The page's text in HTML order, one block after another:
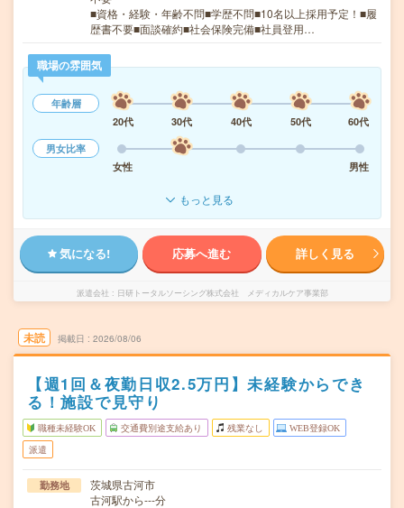
■資格・経験・年齢不問■学歴不問■10名以上採用予定！■履
歴書不要■面談確約■社会保険完備■社員登用…
職場の雰囲気
年齢層
20代
30代 40代 50代
60代
男女比率
女性
男性
もっと見る
気になる! 応募へ進む 詳しく見る
派遣会社 日研トータルソーシング株式会社 メディカルケア事業部
未読 掲載日 2026/08/06
【週1回＆夜勤日収2.5万円】未経験からでき
る！施設で見守り
職種未経験OK 交通費別途支給あり 残業なし WEB登録OK
派遣
勤務地
茨城県古河市
古河駅から---分